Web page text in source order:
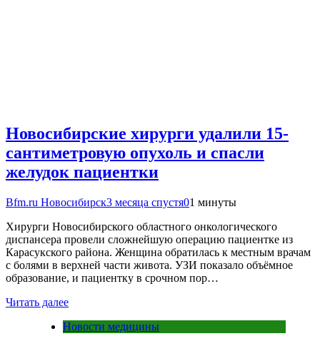
Новосибирские хирурги удалили 15-
сантиметровую опухоль и спасли
желудок пациентки
Bfm.ru Новосибирск3 месяца спустя01 минуты
Хирурги Новосибирского областного онкологического
диспансера провели сложнейшую операцию пациентке из
Карасукского района. Женщина обратилась к местным врачам
с болями в верхней части живота. УЗИ показало объёмное
образование, и пациентку в срочном пор…
Читать далее
Новости медицины